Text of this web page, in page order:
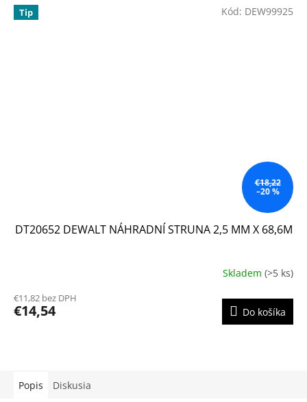
Tip
€18,22
–20 %
DT20652 DEWALT NÁHRADNÍ STRUNA 2,5 MM X 68,6M
Skladem (>5 ks)
€11,82 bez DPH
€14,54 Do košíka
Kód: DEW99925
Popis Diskusia